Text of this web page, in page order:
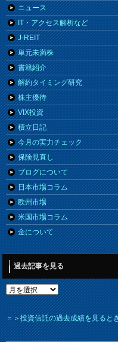
ニュース
IT・アクセス解析など
J-REIT
単元未満株
書籍紹介
解約タイミング研究
株主優待
VIX投資
積立日記
今月の実力チェック
保険見直し
ブログについて
日本市場コラム
欧州市場
米国市場コラム
金について
過去記事を見る
＝＞投資信託の過去成績を見ると